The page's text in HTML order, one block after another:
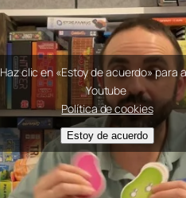
Haz clic en «Estoy de acuerdo» para
Youtube
Política de cookies
Estoy de acuerdo